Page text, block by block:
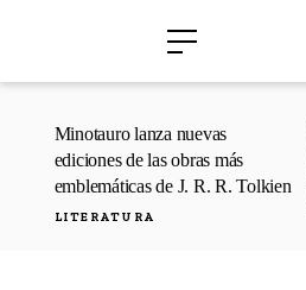
Minotauro lanza nuevas
ediciones de las obras más
emblemáticas de J. R. R. Tolkien
LITERATURA
›